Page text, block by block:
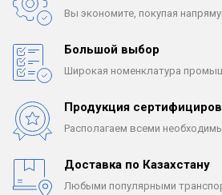
Вы экономите, покупая
Большой выбор
Широкая номенклатура
Продукция
Располагаем всеми
Доставка по Казахстану
Любыми популярными